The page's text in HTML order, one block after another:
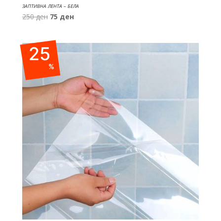
ЗАПТИВНА ЛЕНТА – БЕЛА
250ден Original
was:
250 ден.
75 денCurrent
75 ден.
25
%